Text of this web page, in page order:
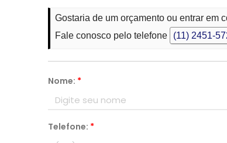
Gostaria de um orçamento ou entrar em
Fale conosco pelo telefone
(11) 2451-
Nome: *
Telefone: *